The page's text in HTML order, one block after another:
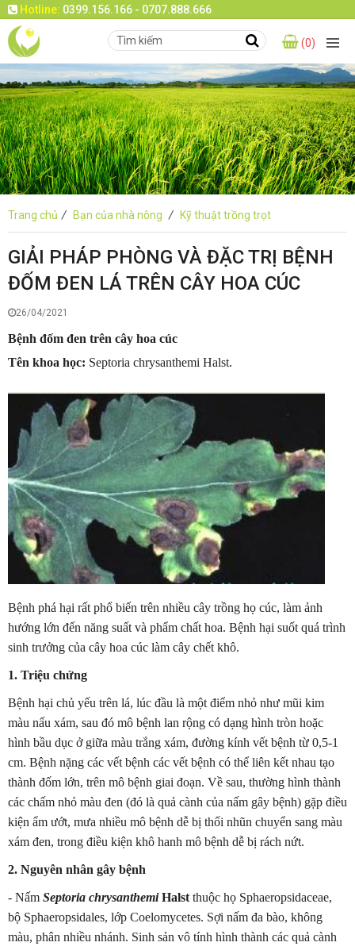
Hotline: 0399.156.166 - 0707.888.666
(0)
Trang chủ / Bạn của nhà nông / Kỹ thuật trồng trọt
GIẢI PHÁP PHÒNG VÀ ĐẶC TRỊ BỆNH
ĐỐM ĐEN LÁ TRÊN CÂY HOA CÚC
26/04/2021
Bệnh đốm đen trên cây hoa cúc
Tên khoa học: Septoria chrysanthemi Halst.
Bệnh phá hại rất phổ biến trên nhiều cây trồng họ cúc, làm ảnh
hướng lớn đến năng suất và phẩm chất hoa. Bệnh hại suốt quá trình
sinh trưởng của cây hoa cúc làm cây chết khô.
1. Triệu chứng
Bệnh hại chủ yếu trên lá, lúc đầu là một điểm nhỏ như mũi kim
màu nấu xám, sau đó mô bệnh lan rộng có dạng hình tròn hoặc
hình bầu dục ở giữa màu trắng xám, đường kính vết bệnh từ 0,5-1
cm. Bệnh nặng các vết bệnh các vết bệnh có thể liên kết nhau tạo
thành đốm lớn, trên mô bệnh giai đoạn. Về sau, thường hình thành
các chấm nhỏ màu đen (đó là quả cành của nấm gây bệnh) gặp điều
kiện ẩm ướt, mưa nhiều mô bệnh dễ bị thối nhũn chuyển sang màu
xám đen, trong điều kiện khô hanh mô bệnh dễ bị rách nứt.
2. Nguyên nhân gây bệnh
- Nấm Septoria chrysanthemiHalst thuộc họ Sphaeropsidaceae,
bộ Sphaeropsidales, lớp Coelomycetes. Sợi nấm đa bào, không
màu, phân nhiều nhánh. Sinh sản vô tính hình thành các quả cành